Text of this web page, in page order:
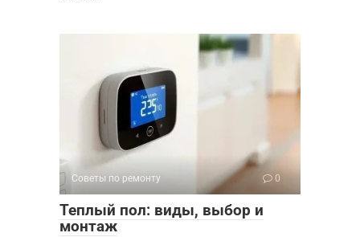
Советы по ремонту 0
Теплый пол: виды, выбор и
монтаж